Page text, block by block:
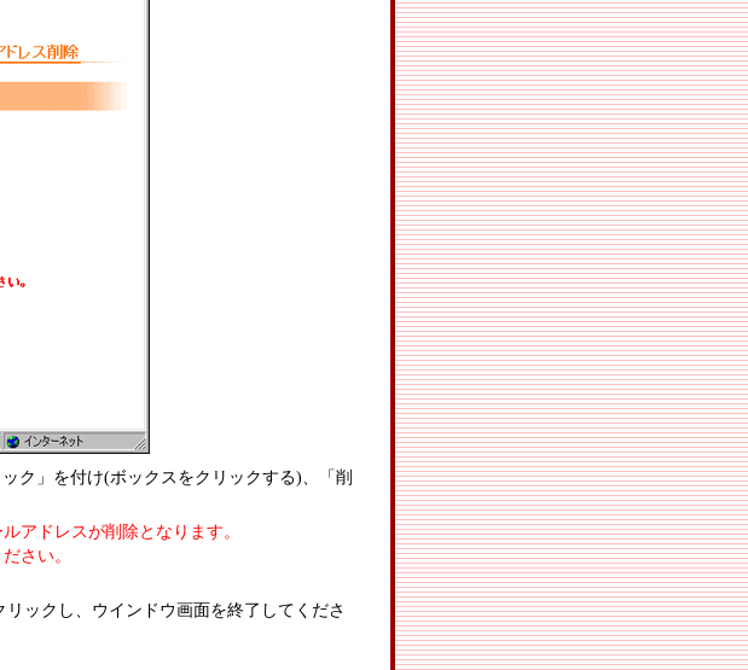
ク」を付け(ボックスをクリックする)、「削
アドレスが削除となります。
さい。
ックし、ウインドウ画面を終了してくださ